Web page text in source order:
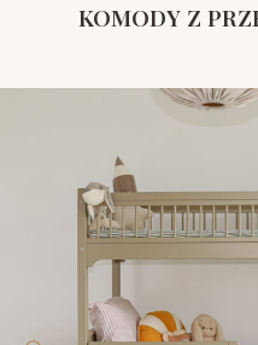
KOMODY Z